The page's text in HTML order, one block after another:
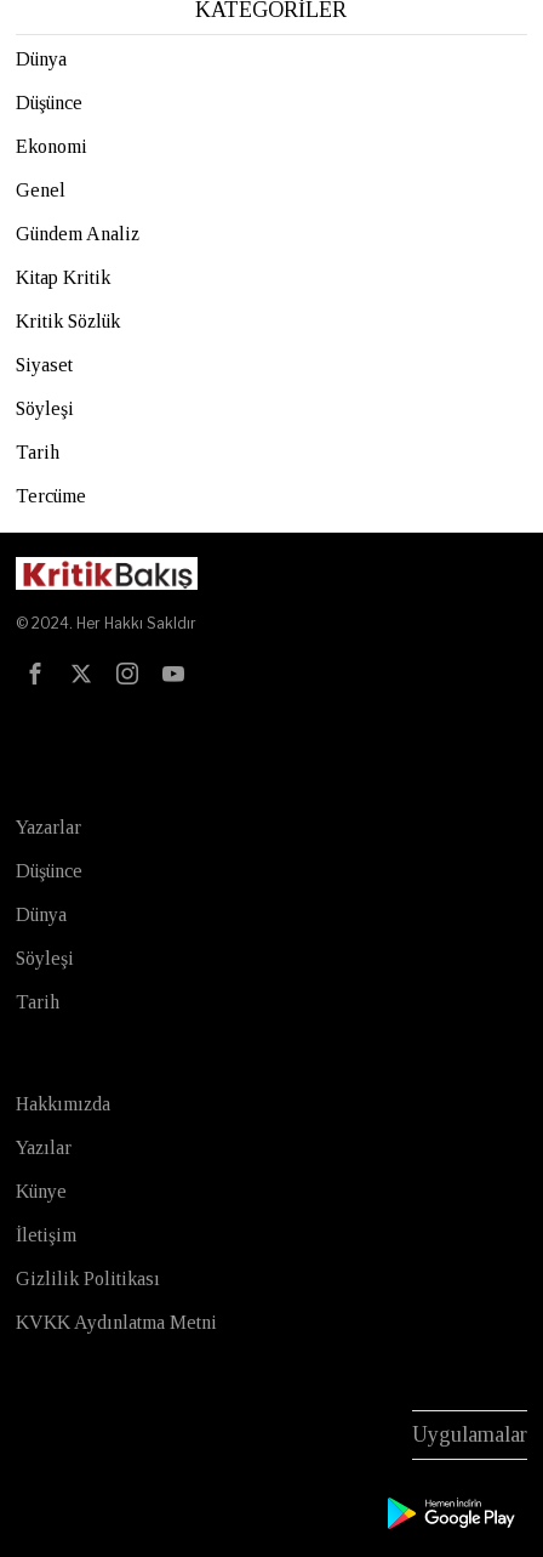
KATEGORİLER
Dünya
Düşünce
Ekonomi
Genel
Gündem Analiz
Kitap Kritik
Kritik Sözlük
Siyaset
Söyleşi
Tarih
Tercüme
© 2024. Her Hakkı Sakldır
Yazarlar
Düşünce
Dünya
Söyleşi
Tarih
Hakkımızda
Yazılar
Künye
İletişim
Gizlilik Politikası
KVKK Aydınlatma Metni
Uygulamalar